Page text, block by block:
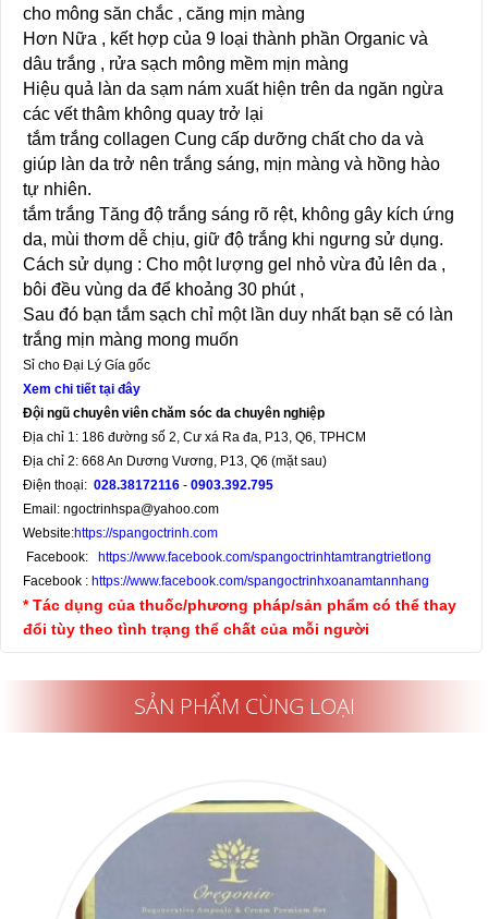
cho mông săn chắc , căng mịn màng
Hơn Nữa , kết hợp của 9 loại thành phần Organic và
dâu trắng , rửa sạch mông mềm mịn màng
Hiệu quả làn da sạm nám xuất hiện trên da ngăn ngừa
các vết thâm không quay trở lại
tắm trắng collagen Cung cấp dưỡng chất cho da và
giúp làn da trở nên trắng sáng, mịn màng và hồng hào
tự nhiên.
tắm trắng Tăng độ trắng sáng rõ rệt, không gây kích ứng
da, mùi thơm dễ chịu, giữ độ trắng khi ngưng sử dụng.
Cách sử dụng : Cho một lượng gel nhỏ vừa đủ lên da ,
bôi đều vùng da để khoảng 30 phút ,
Sau đó bạn tắm sạch chỉ một lần duy nhất bạn sẽ có làn
trắng mịn màng mong muốn
Sỉ cho Đại Lý Gía gốc
Xem chi tiết tại đây
Đội ngũ chuyên viên chăm sóc da chuyên nghiệp
Địa chỉ 1: 186 đường số 2, Cư xá Ra đa, P13, Q6, TPHCM
Địa chỉ 2: 668 An Dương Vương, P13, Q6 (mặt sau)
Điện thoại: 028.38172116 - 0903.392.795
Email: ngoctrinhspa@yahoo.com
Website:https://spangoctrinh.com
Facebook:
https://www.facebook.com/spangoctrinhtamtrangtrietlong
Facebook : https://www.facebook.com/spangoctrinhxoanamtannhang
* Tác dụng của thuốc/phương pháp/sản phẩm có thể thay
đổi tùy theo tình trạng thể chất của mỗi người
SẢN PHẨM CÙNG LOẠI